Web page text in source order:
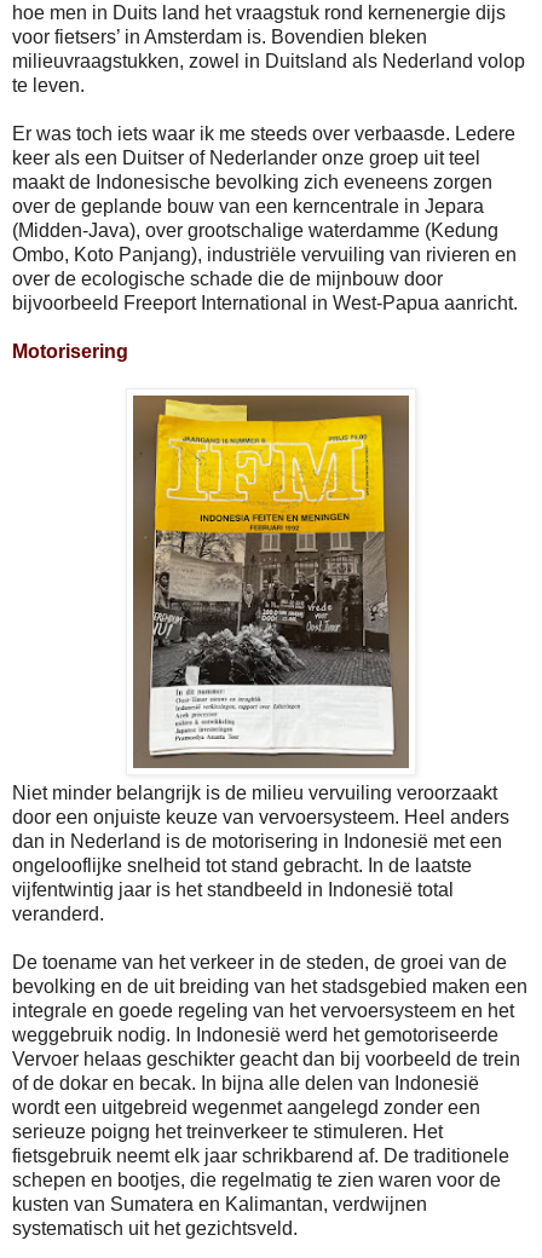
hoe men in Duits land het vraagstuk rond kernenergie dijs
voor fietsers’ in Amsterdam is. Bovendien bleken
milieuvraagstukken, zowel in Duitsland als Nederland volop
te leven.
Er was toch iets waar ik me steeds over verbaasde. Ledere
keer als een Duitser of Nederlander onze groep uit teel
maakt de Indonesische bevolking zich eveneens zorgen
over de geplande bouw van een kerncentrale in Jepara
(Midden-Java), over grootschalige waterdamme (Kedung
Ombo, Koto Panjang), industriële vervuiling van rivieren en
over de ecologische schade die de mijnbouw door
bijvoorbeeld Freeport International in West-Papua aanricht.
Motorisering
Niet minder belangrijk is de milieu vervuiling veroorzaakt
door een onjuiste keuze van vervoersysteem. Heel anders
dan in Nederland is de motorisering in Indonesië met een
ongelooflijke snelheid tot stand gebracht. In de laatste
vijfentwintig jaar is het standbeeld in Indonesië total
veranderd.
De toename van het verkeer in de steden, de groei van de
bevolking en de uit breiding van het stadsgebied maken een
integrale en goede regeling van het vervoersysteem en het
weggebruik nodig. In Indonesië werd het gemotoriseerde
Vervoer helaas geschikter geacht dan bij voorbeeld de trein
of de dokar en becak. In bijna alle delen van Indonesië
wordt een uitgebreid wegenmet aangelegd zonder een
serieuze poigng het treinverkeer te stimuleren. Het
fietsgebruik neemt elk jaar schrikbarend af. De traditionele
schepen en bootjes, die regelmatig te zien waren voor de
kusten van Sumatera en Kalimantan, verdwijnen
systematisch uit het gezichtsveld.